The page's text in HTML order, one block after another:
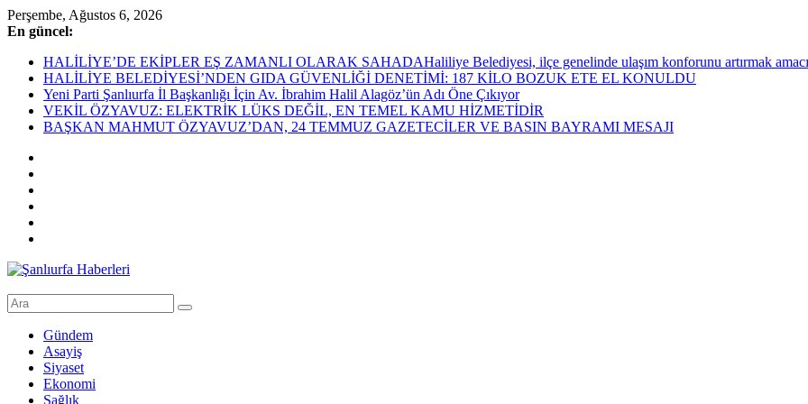
Skip
to
Perşembe, Ağustos 6, 2026
En güncel:
HALİLİYE’DE EKİPLER EŞ ZAMANLI OLARAK SAHADAHaliliye Belediyesi, ilçe genelinde ulaşım konforunu artırmak amacıyla
HALİLİYE BELEDİYESİ’NDEN GIDA GÜVENLİĞİ DENETİMİ: 187 KİLO BOZUK ETE EL KONULDU
Yeni Parti Şanlıurfa İl Başkanlığı İçin Av. İbrahim Halil Alagöz’ün Adı Öne Çıkıyor
VEKİL ÖZYAVUZ: ELEKTRİK LÜKS DEĞİL, EN TEMEL KAMU HİZMETİDİR
BAŞKAN MAHMUT ÖZYAVUZ’DAN, 24 TEMMUZ GAZETECİLER VE BASIN BAYRAMI MESAJI
Şanlıurfa
Dakika
Şanlıurfa
Gündem
Asayiş
Siyaset
Ekonomi
Sağlık